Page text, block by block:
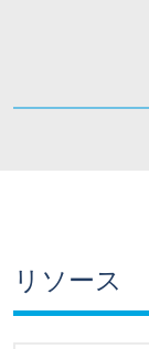
リソース